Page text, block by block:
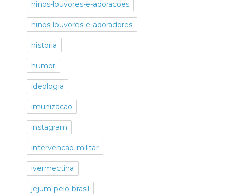
hinos-louvores-e-adoracoes
hinos-louvores-e-adoradores
historia
humor
ideologia
imunizacao
instagram
intervencao-militar
ivermectina
jejum-pelo-brasil